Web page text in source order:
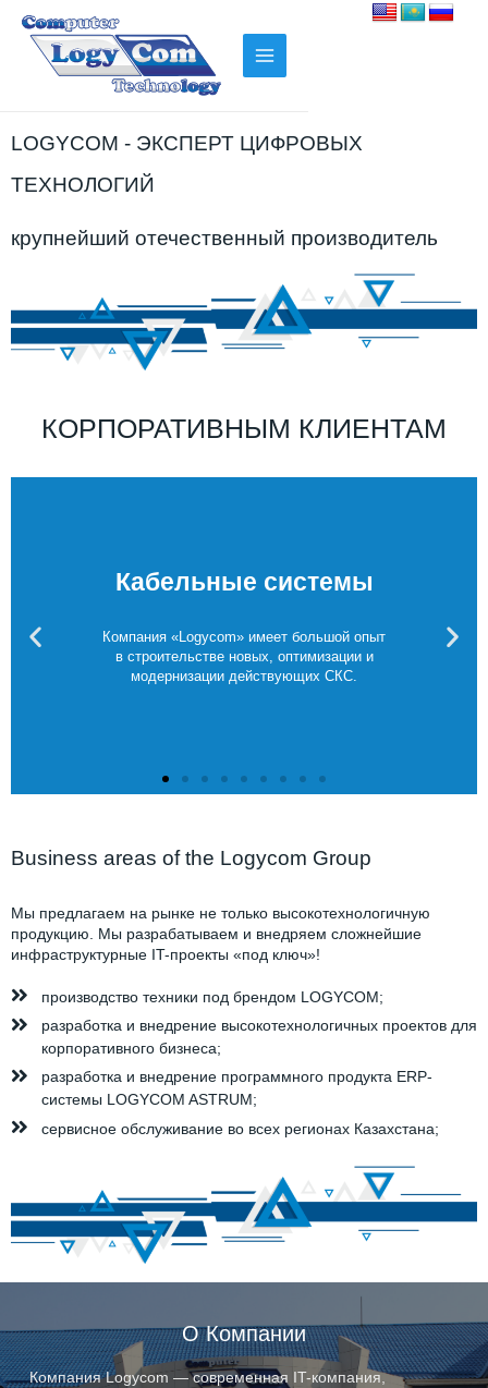
LOGYCOM - ЭКСПЕРТ ЦИФРОВЫХ
ТЕХНОЛОГИЙ
крупнейший отечественный производитель
КОРПОРАТИВНЫМ КЛИЕНТАМ
Полный комплекс работ от разработки
Business areas of the Logycom Group
Мы предлагаем на рынке не только высокотехнологичную
продукцию. Мы разрабатываем и внедряем сложнейшие
инфраструктурные IT-проекты «под ключ»!
производство техники под брендом LOGYCOM;
разработка и внедрение высокотехнологичных проектов для
корпоративного бизнеса;
разработка и внедрение программного продукта ERP-
системы LOGYCOM ASTRUM;
сервисное обслуживание во всех регионах Казахстана;
О Компании
Компания Logycom — современная IT-компания,